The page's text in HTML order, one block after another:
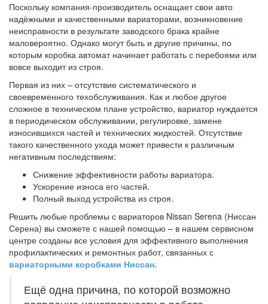
Поскольку компания-производитель оснащает свои авто
надёжными и качественными вариаторами, возникновение
неисправности в результате заводского брака крайне
маловероятно. Однако могут быть и другие причины, по
которым коробка автомат начинает работать с перебоями или
вовсе выходит из строя.
Первая из них – отсутствие систематического и
своевременного техобслуживания. Как и любое другое
сложное в техническом плане устройство, вариатор нуждается
в периодическом обслуживании, регулировке, замене
износившихся частей и технических жидкостей. Отсутствие
такого качественного ухода может привести к различным
негативным последствиям:
Снижение эффективности работы вариатора.
Ускорение износа его частей.
Полный выход устройства из строя.
Решить любые проблемы с вариаторов Nissan Serena (Ниссан
Серена) вы сможете с нашей помощью – в нашем сервисном
центре созданы все условия для эффективного выполнения
профилактических и ремонтных работ, связанных с
вариаторными коробками Ниссан.
Ещё одна причина, по которой возможно